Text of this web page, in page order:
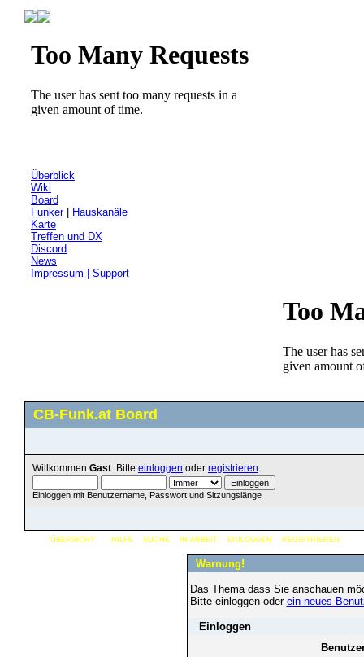
Überblick
Wiki
Board
Funker|
Hauskanäle
Karte
Treffen und DX
Discord
News
Impressum | Support
CB-Funk.at Board
Willkommen Gast . Bitte einloggen oder registrieren
Einloggen mit Benutzername, Passwort und Sitzungslänge
ÜBERSICHT HILFE SUCHE IN ARBEIT EINLOGGEN REGISTRIEREN
Warnung!
Das Thema dass Sie anschauen
Bitte einloggen oder ein neues
Einloggen